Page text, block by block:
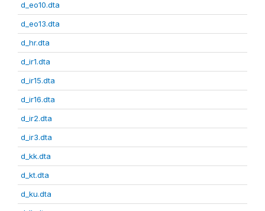
d_eo10.dta
d_eo13.dta
d_hr.dta
d_ir1.dta
d_ir15.dta
d_ir16.dta
d_ir2.dta
d_ir3.dta
d_kk.dta
d_kt.dta
d_ku.dta